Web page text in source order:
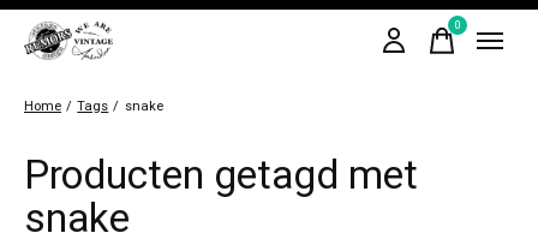
0items
Home / Tags / snake
Producten getagd met
snake